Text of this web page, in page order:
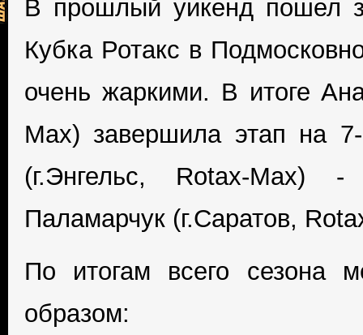
В прошлый уикенд пошел
Кубка Ротакс в
очень жаркими. В итоге
Max) завершила этап на
(г.Энгельс, Rotax-Max)
Паламарчук (г.Саратов,
По итогам всего сезона
образом: